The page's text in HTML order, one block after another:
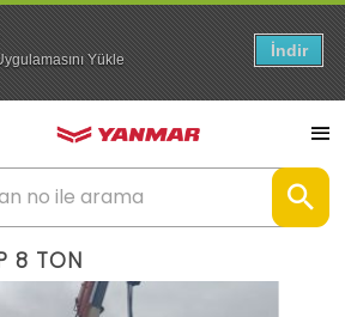
Yükle İndir
8 TON